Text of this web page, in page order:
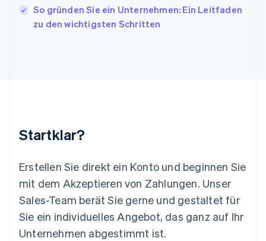
So gründen Sie ein Unternehmen: Ein Leitfaden
zu den wichtigsten Schritten
Startklar?
Erstellen Sie direkt ein Konto und beginnen Sie
mit dem Akzeptieren von Zahlungen. Unser
Sales-Team berät Sie gerne und gestaltet für
Sie ein individuelles Angebot, das ganz auf Ihr
Unternehmen abgestimmt ist.
English
Liechtenstein
English
Español English
Neuseeland
English
Niederlande
Norwegen
English